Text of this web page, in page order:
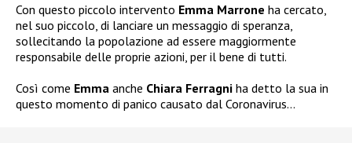
Con questo piccolo intervento Emma Marrone ha cercato,
nel suo piccolo, di lanciare un messaggio di speranza,
sollecitando la popolazione ad essere maggiormente
responsabile delle proprie azioni, per il bene di tutti.
Così come Emma anche Chiara Ferragni ha detto la sua in
questo momento di panico causato dal Coronavirus…